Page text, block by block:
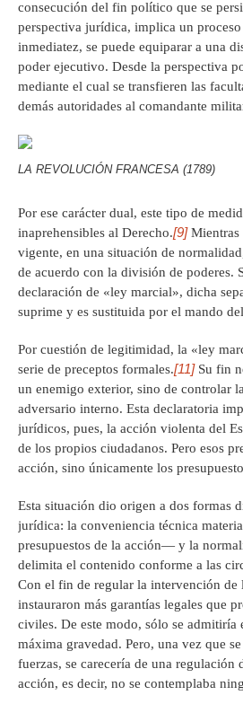
consecución del fin político que se
perspectiva jurídica, implica un
inmediatez, se puede equiparar a una
poder ejecutivo. Desde la perspectiva
mediante el cual se transfieren las
demás autoridades al comandante
LA REVOLUCIÓN FRANCESA (1789)
Por ese carácter dual, este tipo de
inaprehensibles al Derecho.[9]Mientras
vigente, en una situación de
de acuerdo con la división de poderes.
declaración de «ley marcial», dicha
suprime y es sustituida por el mando
Por cuestión de legitimidad, la «ley
serie de preceptos formales.[11]Su fin
un enemigo exterior, sino de controlar
adversario interno. Esta declaratoria
jurídicos, pues, la acción violenta del
de los propios ciudadanos. Pero esos
acción, sino únicamente los
Esta situación dio origen a dos formas
jurídica: la conveniencia técnica
presupuestos de la acción— y la
delimita el contenido conforme a las
Con el fin de regular la intervención de
instauraron más garantías legales que
civiles. De este modo, sólo se admitiría
máxima gravedad. Pero, una vez que
fuerzas, se carecería de una regulación
acción, es decir, no se contemplaba